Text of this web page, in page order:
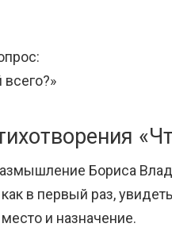
всего?»
Бориса
в первый раз,
и назначение.